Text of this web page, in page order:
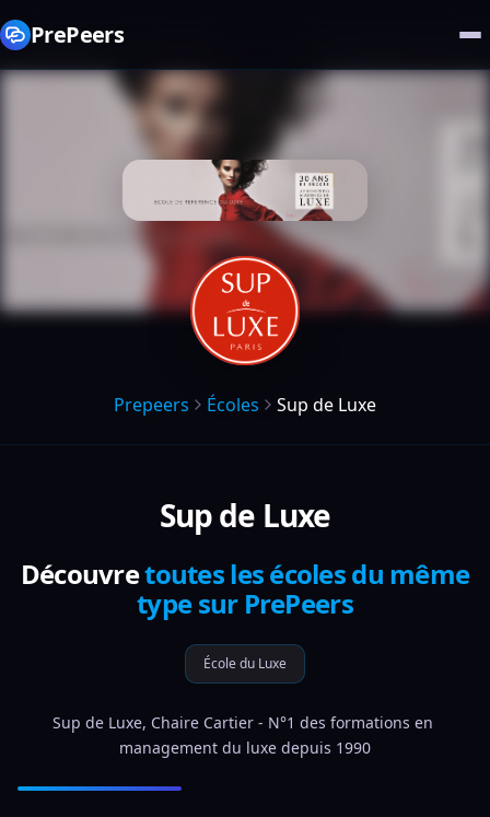
PrePeers
Prepeers Écoles Sup de Luxe
Sup de Luxe
Découvretoutes les écoles du même
type sur PrePeers
École du Luxe
Sup de Luxe, Chaire Cartier - N°1 des formations en
management du luxe depuis 1990